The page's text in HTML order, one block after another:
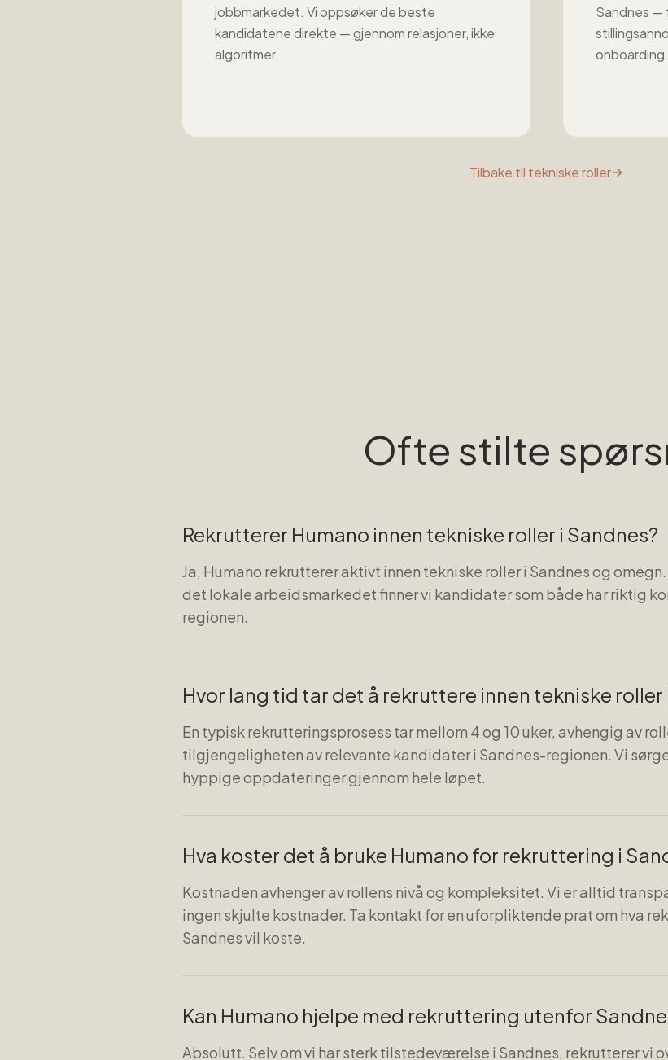
jobbmarkedet. Vi oppsøker de beste
kandidatene direkte — gjennom relasjoner, ikke
algoritmer.
Sandnes —
onboarding.
Tilbake til tekniske roller
Ofte stilte
Rekrutterer Humano innen tekniske roller i Sandnes?
Ja, Humano rekrutterer aktivt innen tekniske roller i Sandnes og
det lokale arbeidsmarkedet finner vi kandidater som både har riktig
regionen.
Hvor lang tid tar det å rekruttere innen tekniske roller
En typisk rekrutteringsprosess tar mellom 4 og 10 uker, avhengig av
tilgjengeligheten av relevante kandidater i Sandnes-regionen. Vi
hyppige oppdateringer gjennom hele løpet.
Hva koster det å bruke Humano for rekruttering i
Kostnaden avhenger av rollens nivå og kompleksitet. Vi er alltid
ingen skjulte kostnader. Ta kontakt for en uforpliktende prat om hva
Sandnes vil koste.
Kan Humano hjelpe med rekruttering utenfor
Absolutt. Selv om vi har sterk tilstedeværelse i Sandnes, rekrutterer vi